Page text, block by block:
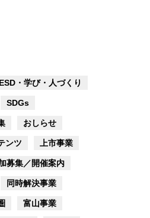
ESD・学び・人づくり
SDGs
おしらせ
ンツ 上市事業
募集／開催案内
同時解決事業
富山事業